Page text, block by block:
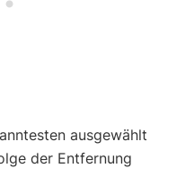
ausgewählt
der Entfernung